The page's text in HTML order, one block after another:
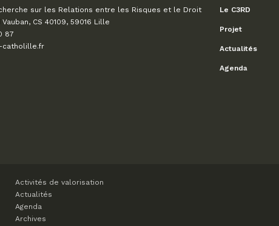
sur les Relations entre les Risques et le Droit
CS 40109, 59016 Lille
87
catholille.fr
Le C3RD
Projet
Actualités
Agenda
Activités de valorisation
Actualités
Agenda
Archives